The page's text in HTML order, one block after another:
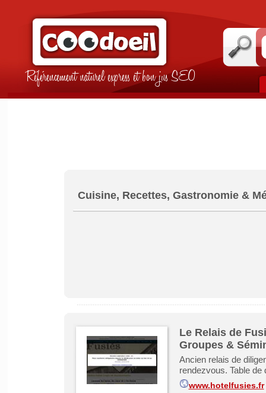
Référencement naturel express et bon jus SEO
Cuisine, Recettes, Gastronomie &
Le Relais de
Groupes &
Ancien relais de
rendezvous. Table
www.hotelfusies.fr